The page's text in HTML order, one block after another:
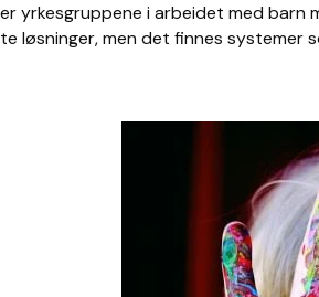
yrkesgruppene i arbeidet med
løsninger, men det finnes systemer